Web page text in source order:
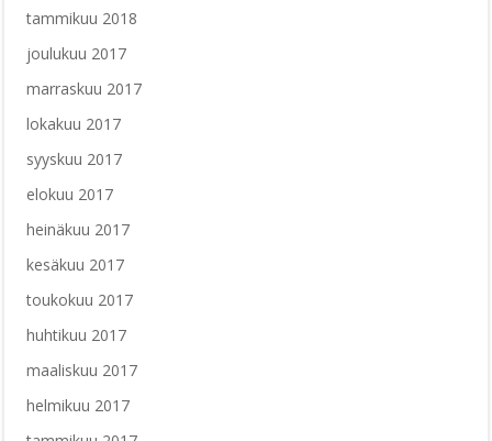
tammikuu 2018
joulukuu 2017
marraskuu 2017
lokakuu 2017
syyskuu 2017
elokuu 2017
heinäkuu 2017
kesäkuu 2017
toukokuu 2017
huhtikuu 2017
maaliskuu 2017
helmikuu 2017